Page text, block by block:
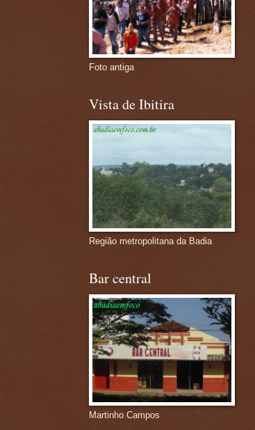
Foto antiga
Vista de Ibitira
Região metropolitana da Badia
Bar central
Martinho Campos